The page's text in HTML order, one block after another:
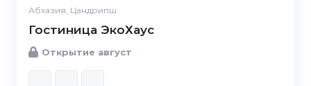
Абхазия, Цандрипш
Гостиница ЭкоХаус
Открытие август